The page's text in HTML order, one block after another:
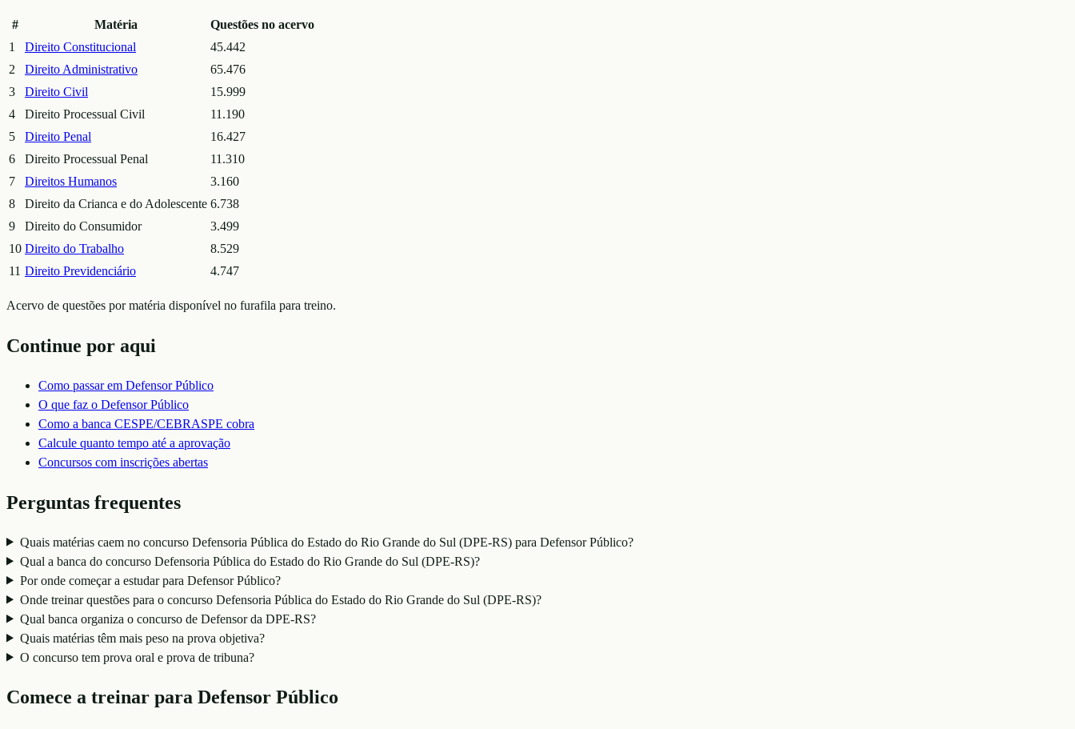
# Matéria
Questões no acervo
1
Direito Constitucional
45.442
2
Direito Administrativo
65.476
3
Direito Civil
15.999
4
Direito Processual Civil
11.190
5
Direito Penal
16.427
6
Direito Processual Penal
11.310
7
Direitos Humanos
3.160
8
Direito da Crianca e do Adolescente 6.738
9
Direito do Consumidor
3.499
10 Direito do Trabalho
8.529
11 Direito Previdenciário 4.747
Acervo de questões por matéria disponível no furafila para treino.
Continue por aqui
Como passar em Defensor Público
O que faz o Defensor Público
Como a banca CESPE/CEBRASPE cobra
Calcule quanto tempo até a aprovação
Concursos com inscrições abertas
Perguntas frequentes
Quais matérias caem no concurso Defensoria Pública do Estado do Rio Grande do Sul (DPE-RS) para Defensor Público?
Qual a banca do concurso Defensoria Pública do Estado do Rio Grande do Sul (DPE-RS)?
Por onde começar a estudar para Defensor Público?
Onde treinar questões para o concurso Defensoria Pública do Estado do Rio Grande do Sul (DPE-RS)?
Qual banca organiza o concurso de Defensor da DPE-RS?
Quais matérias têm mais peso na prova objetiva?
O concurso tem prova oral e prova de tribuna?
Comece a treinar para Defensor Público